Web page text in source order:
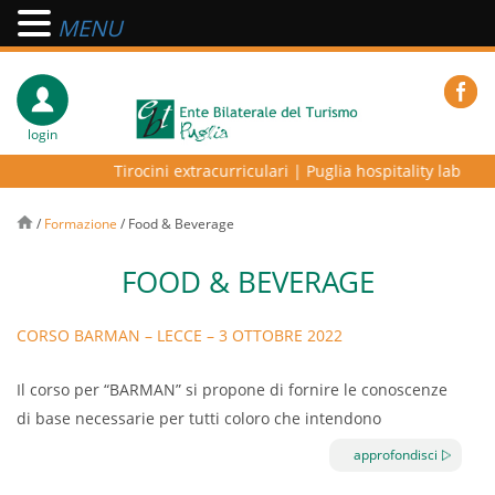
login
Tirocini extracurriculari| Puglia hospitality lab –
/ Formazione / Food & Beverage
FOOD & BEVERAGE
CORSO BARMAN – LECCE – 3 OTTOBRE 2022
Il corso per “BARMAN” si propone di fornire le conoscenze
di base necessarie per tutti coloro che intendono
approfondisci
MENU